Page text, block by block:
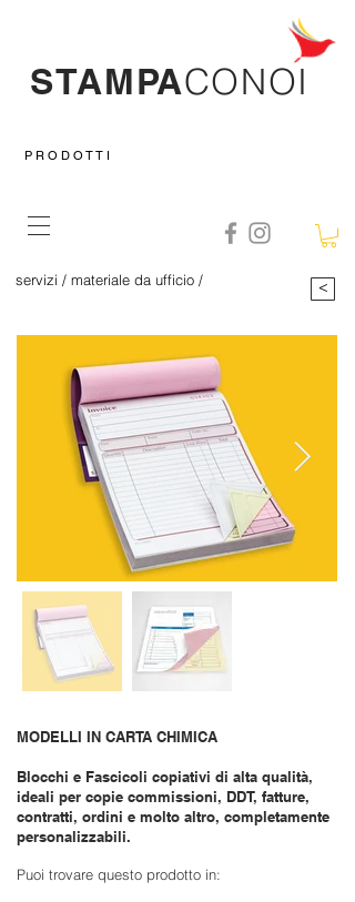
STAMPACONOI
P R O D O T T I
servizi / materiale da ufficio /
>
MODELLI IN CARTA CHIMICA
Blocchi e Fascicoli copiativi di alta qualità,
ideali per copie commissioni, DDT, fatture,
contratti, ordini e molto altro, completamente
personalizzabili.
Puoi trovare questo prodotto in: